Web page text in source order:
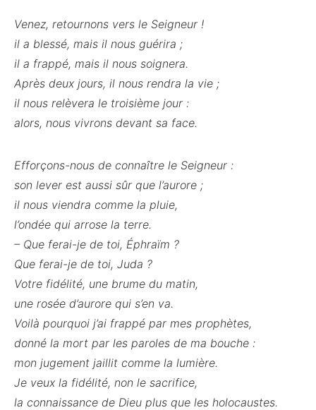
Venez, retournons vers le Seigneur !
il a blessé, mais il nous guérira ;
il a frappé, mais il nous soignera.
Après deux jours, il nous rendra la vie ;
il nous relèvera le troisième jour :
alors, nous vivrons devant sa face.
Efforçons-nous de connaître le Seigneur :
son lever est aussi sûr que l’aurore ;
il nous viendra comme la pluie,
l’ondée qui arrose la terre.
– Que ferai-je de toi, Éphraïm ?
Que ferai-je de toi, Juda ?
Votre fidélité, une brume du matin,
une rosée d’aurore qui s’en va.
Voilà pourquoi j’ai frappé par mes prophètes,
donné la mort par les paroles de ma bouche :
mon jugement jaillit comme la lumière.
Je veux la fidélité, non le sacrifice,
la connaissance de Dieu plus que les holocaustes.